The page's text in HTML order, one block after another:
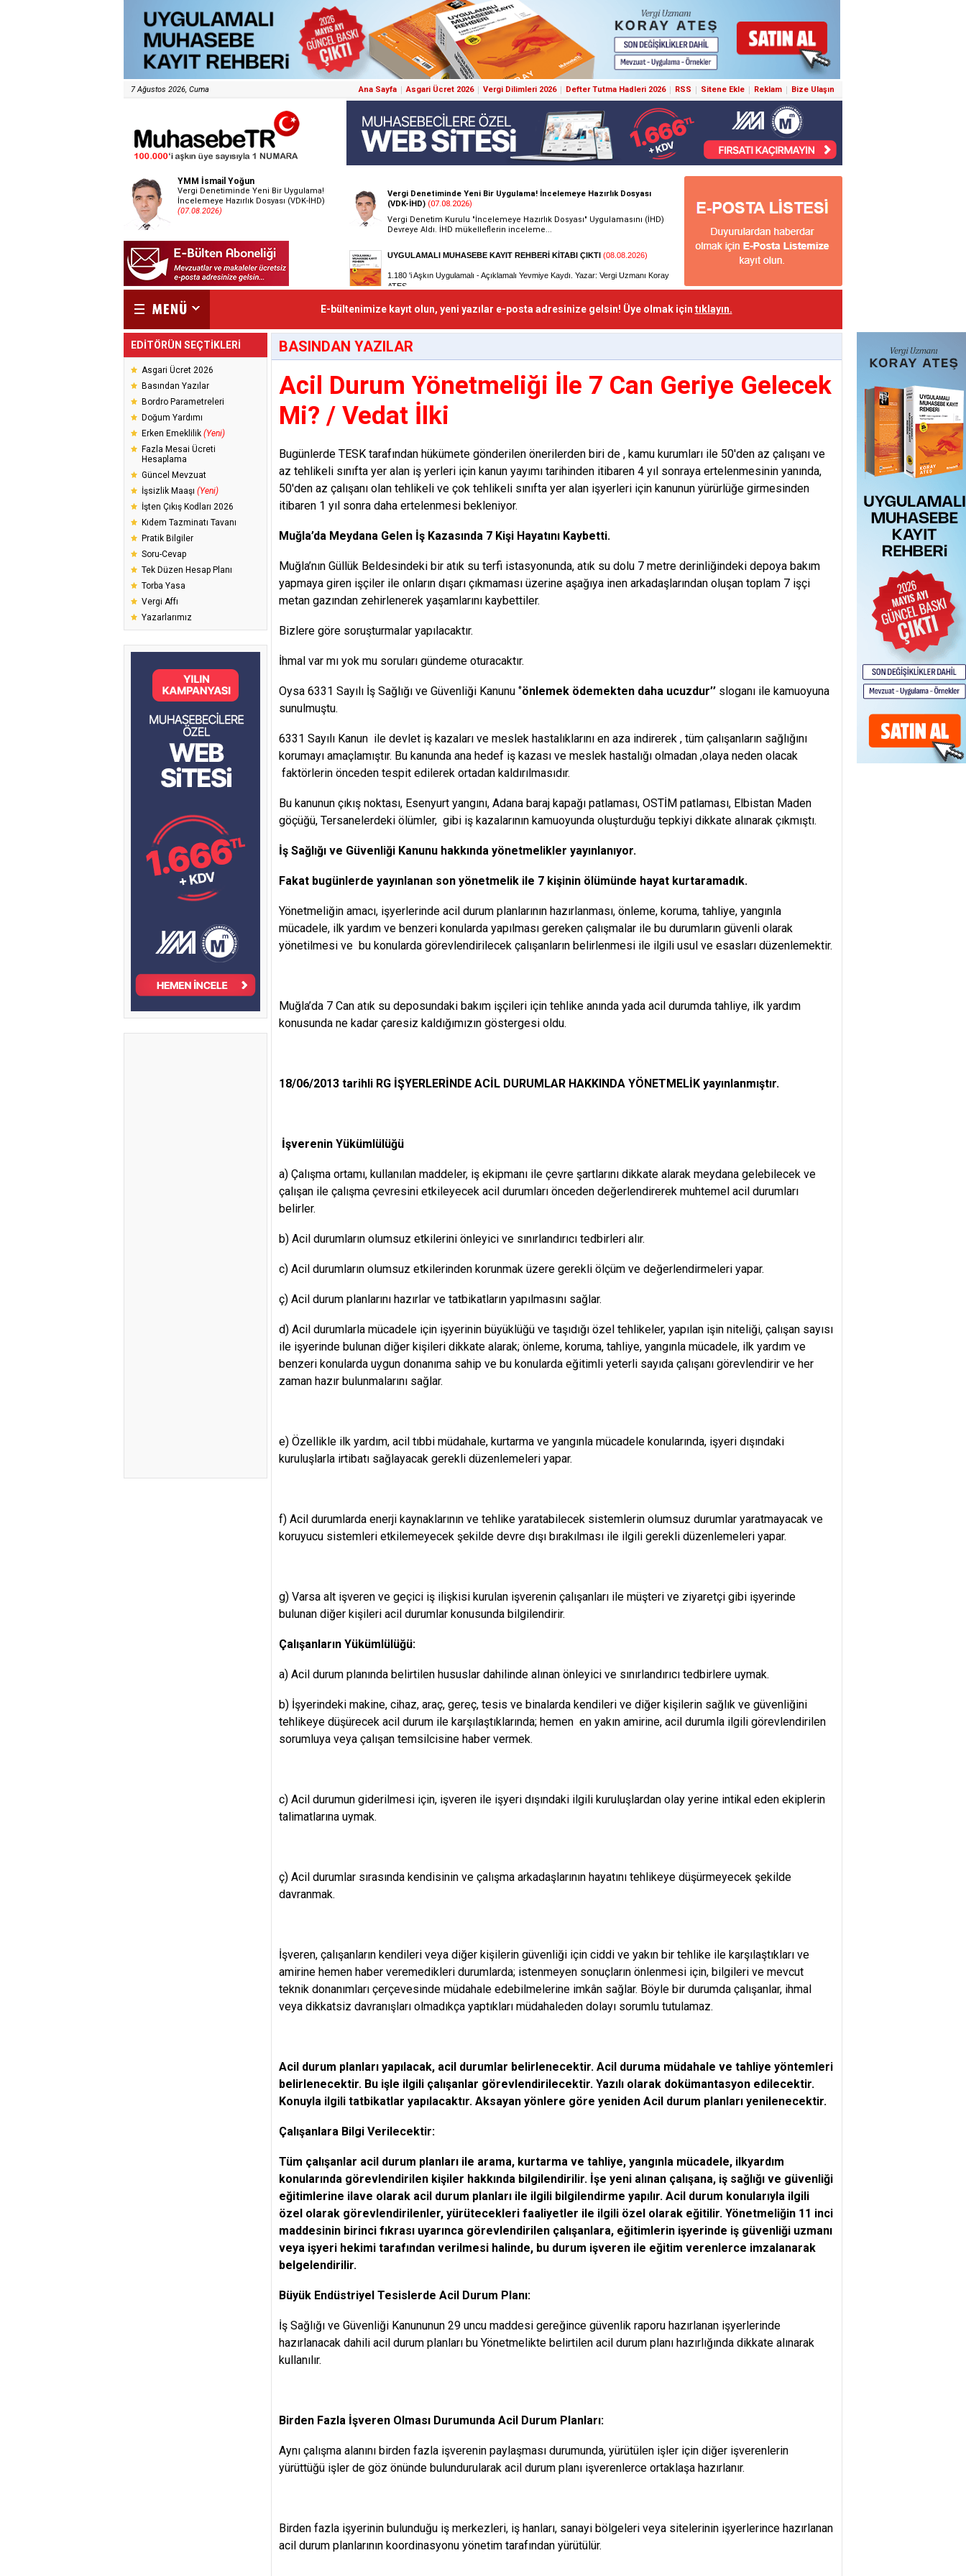
7 Ağustos 2026, Cuma Ana Sayfa Asgari Ücret 2026 Vergi Dilimleri 2026 Defter Tutma Hadleri 2026 RSS Sitene Ekle Reklam Bize Ulaşın
YMM İsmail Yoğun
Vergi Denetiminde Yeni Bir Uygulama!
İncelemeye Hazırlık Dosyası (VDK-İHD)
(07.08.2026)
E-bültenimize kayıt olun, yeni yazılar e-posta adresinize gelsin! Üye olmak için tıklayın.
EDİTÖRÜN SEÇTİKLERİ
Asgari Ücret 2026
Basından Yazılar
Bordro Parametreleri
Doğum Yardımı
Erken Emeklilik (Yeni)
Fazla Mesai Ücreti
Hesaplama
Güncel Mevzuat
İşsizlik Maaşı (Yeni)
İşten Çıkış Kodları 2026
Kıdem Tazminatı Tavanı
Pratik Bilgiler
Soru-Cevap
Tek Düzen Hesap Planı
Torba Yasa
Vergi Affı
Yazarlarımız
BASINDAN YAZILAR
Acil Durum Yönetmeliği İle 7 Can Geriye Gelecek
Mi? / Vedat İlki
Bugünlerde TESK tarafından hükümete gönderilen önerilerden biri de , kamu kurumları ile 50'den az çalışanı ve
az tehlikeli sınıfta yer alan iş yerleri için kanun yayımı tarihinden itibaren 4 yıl sonraya ertelenmesinin yanında,
50'den az çalışanı olan tehlikeli ve çok tehlikeli sınıfta yer alan işyerleri için kanunun yürürlüğe girmesinden
itibaren 1 yıl sonra daha ertelenmesi bekleniyor.
Muğla’da Meydana Gelen İş Kazasında 7 Kişi Hayatını Kaybetti.
Muğla’nın Güllük Beldesindeki bir atık su terfi istasyonunda, atık su dolu 7 metre derinliğindeki depoya bakım
yapmaya giren işçiler ile onların dışarı çıkmaması üzerine aşağıya inen arkadaşlarından oluşan toplam 7 işçi
metan gazından zehirlenerek yaşamlarını kaybettiler.
Bizlere göre soruşturmalar yapılacaktır.
İhmal var mı yok mu soruları gündeme oturacaktır.
Oysa 6331 Sayılı İş Sağlığı ve Güvenliği Kanunu ‘’önlemek ödemekten daha ucuzdur’’ sloganı ile kamuoyuna
sunulmuştu.
6331 Sayılı Kanun ile devlet iş kazaları ve meslek hastalıklarını en aza indirerek , tüm çalışanların sağlığını
korumayı amaçlamıştır. Bu kanunda ana hedef iş kazası ve meslek hastalığı olmadan ,olaya neden olacak
faktörlerin önceden tespit edilerek ortadan kaldırılmasıdır.
Bu kanunun çıkış noktası, Esenyurt yangını, Adana baraj kapağı patlaması, OSTİM patlaması, Elbistan Maden
göçüğü, Tersanelerdeki ölümler, gibi iş kazalarının kamuoyunda oluşturduğu tepkiyi dikkate alınarak çıkmıştı.
İş Sağlığı ve Güvenliği Kanunu hakkında yönetmelikler yayınlanıyor.
Fakat bugünlerde yayınlanan son yönetmelik ile 7 kişinin ölümünde hayat kurtaramadık.
Yönetmeliğin amacı, işyerlerinde acil durum planlarının hazırlanması, önleme, koruma, tahliye, yangınla
mücadele, ilk yardım ve benzeri konularda yapılması gereken çalışmalar ile bu durumların güvenli olarak
yönetilmesi ve bu konularda görevlendirilecek çalışanların belirlenmesi ile ilgili usul ve esasları düzenlemektir.
Muğla’da 7 Can atık su deposundaki bakım işçileri için tehlike anında yada acil durumda tahliye, ilk yardım
konusunda ne kadar çaresiz kaldığımızın göstergesi oldu.
18/06/2013 tarihli RG İŞYERLERİNDE ACİL DURUMLAR HAKKINDA YÖNETMELİK yayınlanmıştır.
İşverenin Yükümlülüğü
a) Çalışma ortamı, kullanılan maddeler, iş ekipmanı ile çevre şartlarını dikkate alarak meydana gelebilecek ve
çalışan ile çalışma çevresini etkileyecek acil durumları önceden değerlendirerek muhtemel acil durumları
belirler.
b) Acil durumların olumsuz etkilerini önleyici ve sınırlandırıcı tedbirleri alır.
c) Acil durumların olumsuz etkilerinden korunmak üzere gerekli ölçüm ve değerlendirmeleri yapar.
ç) Acil durum planlarını hazırlar ve tatbikatların yapılmasını sağlar.
d) Acil durumlarla mücadele için işyerinin büyüklüğü ve taşıdığı özel tehlikeler, yapılan işin niteliği, çalışan sayısı
ile işyerinde bulunan diğer kişileri dikkate alarak; önleme, koruma, tahliye, yangınla mücadele, ilk yardım ve
benzeri konularda uygun donanıma sahip ve bu konularda eğitimli yeterli sayıda çalışanı görevlendirir ve her
zaman hazır bulunmalarını sağlar.
e) Özellikle ilk yardım, acil tıbbi müdahale, kurtarma ve yangınla mücadele konularında, işyeri dışındaki
kuruluşlarla irtibatı sağlayacak gerekli düzenlemeleri yapar.
f) Acil durumlarda enerji kaynaklarının ve tehlike yaratabilecek sistemlerin olumsuz durumlar yaratmayacak ve
koruyucu sistemleri etkilemeyecek şekilde devre dışı bırakılması ile ilgili gerekli düzenlemeleri yapar.
g) Varsa alt işveren ve geçici iş ilişkisi kurulan işverenin çalışanları ile müşteri ve ziyaretçi gibi işyerinde
bulunan diğer kişileri acil durumlar konusunda bilgilendirir.
Çalışanların Yükümlülüğü:
a) Acil durum planında belirtilen hususlar dahilinde alınan önleyici ve sınırlandırıcı tedbirlere uymak.
b) İşyerindeki makine, cihaz, araç, gereç, tesis ve binalarda kendileri ve diğer kişilerin sağlık ve güvenliğini
tehlikeye düşürecek acil durum ile karşılaştıklarında; hemen en yakın amirine, acil durumla ilgili görevlendirilen
sorumluya veya çalışan temsilcisine haber vermek.
c) Acil durumun giderilmesi için, işveren ile işyeri dışındaki ilgili kuruluşlardan olay yerine intikal eden ekiplerin
talimatlarına uymak.
ç) Acil durumlar sırasında kendisinin ve çalışma arkadaşlarının hayatını tehlikeye düşürmeyecek şekilde
davranmak.
İşveren, çalışanların kendileri veya diğer kişilerin güvenliği için ciddi ve yakın bir tehlike ile karşılaştıkları ve
amirine hemen haber veremedikleri durumlarda; istenmeyen sonuçların önlenmesi için, bilgileri ve mevcut
teknik donanımları çerçevesinde müdahale edebilmelerine imkân sağlar. Böyle bir durumda çalışanlar, ihmal
veya dikkatsiz davranışları olmadıkça yaptıkları müdahaleden dolayı sorumlu tutulamaz.
Acil durum planları yapılacak, acil durumlar belirlenecektir. Acil duruma müdahale ve tahliye yöntemleri
belirlenecektir. Bu işle ilgili çalışanlar görevlendirilecektir. Yazılı olarak dokümantasyon edilecektir.
Konuyla ilgili tatbikatlar yapılacaktır. Aksayan yönlere göre yeniden Acil durum planları yenilenecektir.
Çalışanlara Bilgi Verilecektir:
Tüm çalışanlar acil durum planları ile arama, kurtarma ve tahliye, yangınla mücadele, ilkyardım
konularında görevlendirilen kişiler hakkında bilgilendirilir. İşe yeni alınan çalışana, iş sağlığı ve güvenliği
eğitimlerine ilave olarak acil durum planları ile ilgili bilgilendirme yapılır. Acil durum konularıyla ilgili
özel olarak görevlendirilenler, yürütecekleri faaliyetler ile ilgili özel olarak eğitilir. Yönetmeliğin 11 inci
maddesinin birinci fıkrası uyarınca görevlendirilen çalışanlara, eğitimlerin işyerinde iş güvenliği uzmanı
veya işyeri hekimi tarafından verilmesi halinde, bu durum işveren ile eğitim verenlerce imzalanarak
belgelendirilir.
Büyük Endüstriyel Tesislerde Acil Durum Planı:
İş Sağlığı ve Güvenliği Kanununun 29 uncu maddesi gereğince güvenlik raporu hazırlanan işyerlerinde
hazırlanacak dahili acil durum planları bu Yönetmelikte belirtilen acil durum planı hazırlığında dikkate alınarak
kullanılır.
Birden Fazla İşveren Olması Durumunda Acil Durum Planları:
Aynı çalışma alanını birden fazla işverenin paylaşması durumunda, yürütülen işler için diğer işverenlerin
yürüttüğü işler de göz önünde bulundurularak acil durum planı işverenlerce ortaklaşa hazırlanır.
Birden fazla işyerinin bulunduğu iş merkezleri, iş hanları, sanayi bölgeleri veya sitelerinin işyerlerince hazırlanan
acil durum planlarının koordinasyonu yönetim tarafından yürütülür.